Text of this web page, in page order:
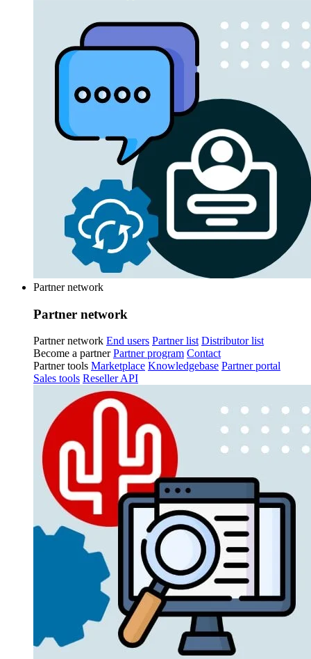
Partner network
Partner network
Partner network End users Partner list Distributor list
Become a partner Partner program Contact
Partner tools Marketplace Knowledgebase Partner portal
Sales tools Reseller API